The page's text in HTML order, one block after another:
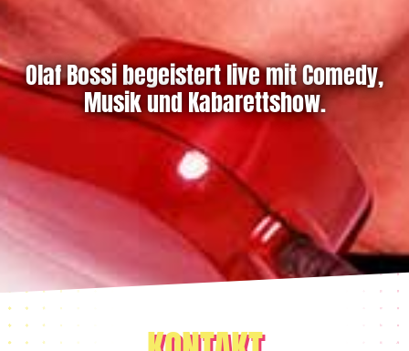
Olaf Bossi begeistert live mit Comedy,
Musik und Kabarettshow.